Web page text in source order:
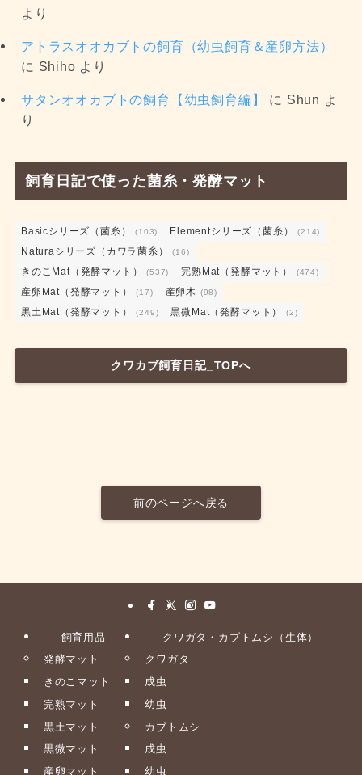
より
アトラスオオカブトの飼育（幼虫飼育＆産卵方法）
に Shiho より
サタンオオカブトの飼育【幼虫飼育編】 に Shun よ
り
飼育日記で使った菌糸・発酵マット
Basicシリーズ（菌糸） (103) Elementシリーズ（菌糸） (214)
Naturaシリーズ（カワラ菌糸） (16)
きのこMat（発酵マット） (537) 完熟Mat（発酵マット） (474)
産卵Mat（発酵マット） (17) 産卵木 (98)
黒土Mat（発酵マット） (249) 黒微Mat（発酵マット） (2)
クワカブ飼育日記_TOPへ
前のページへ戻る
飼育用品
発酵マット
きのこマット
完熟マット
黒土マット
黒微マット
産卵マット
クワガタ・カブトムシ（生体）
クワガタ
成虫
幼虫
カブトムシ
成虫
幼虫